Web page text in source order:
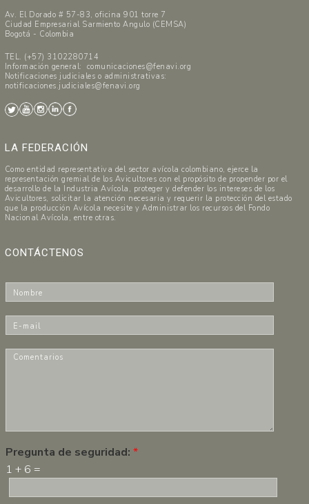
Av. El Dorado # 57-83, oficina 901 torre 7
Ciudad Empresarial Sarmiento Angulo (CEMSA)
Bogotá - Colombia
TEL. (+57) 3102280714
Información general: comunicaciones@fenavi.org
Notificaciones judiciales o administrativas:
notificaciones.judiciales@fenavi.org
LA FEDERACIÓN
Como entidad representativa del sector avícola colombiano, ejerce la
representación gremial de los Avicultores con el propósito de propender por el
desarrollo de la Industria Avícola, proteger y defender los intereses de los
Avicultores, solicitar la atención necesaria y requerir la protección del estado
que la producción Avícola necesite y Administrar los recursos del Fondo
Nacional Avícola, entre otras.
CONTÁCTENOS
o
m
-
m
r
i
o
s
Pregunta de seguridad: *
1 + 6 =